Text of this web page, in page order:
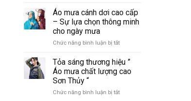
mưa
phổ
biến
dụng
áo
sống
Áo mưa cánh dơi cao cấp
– Sự lựa chọn thông minh
cho ngày mưa
Chức năng bình luận bị tắt
mưa
cánh
dơi
Tỏa sáng thương hiệu ”
Áo mưa chất lượng cao
Sơn Thủy “
Chức năng bình luận bị tắt